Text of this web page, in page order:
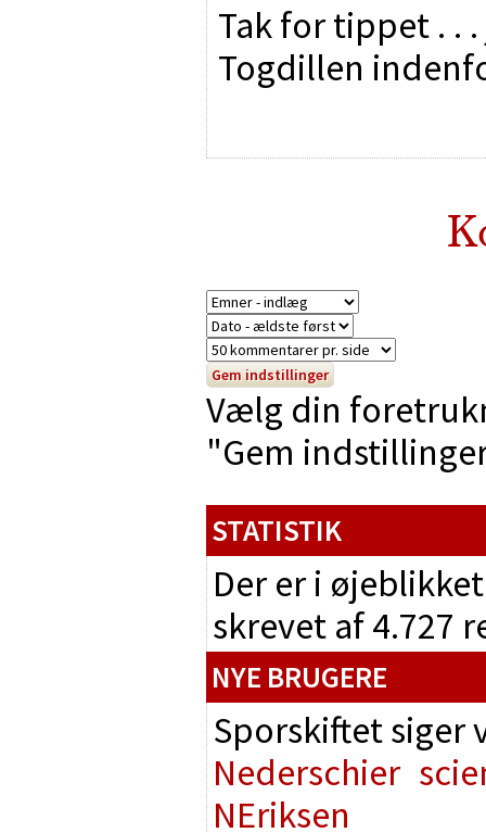
Tak for tippet . .
Togdillen
Vælg din
"Gem
STATISTIK
Der er i
skrevet af 4.727
NYE BRUGERE
Sporskiftet
Nederschier
NEriksen